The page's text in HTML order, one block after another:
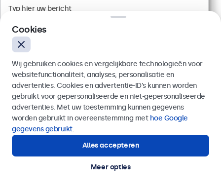
1920 x 1080 resolutie (Full HD)
Aansluitingen: HDMI, VGA, BNC, RCA
Montage: desktop, wand, inbouw
Buitenmaat: 726 x 420 x 42 mm
€ 599,00
€ 724,79 incl. btw
Bekijken
In winkelwagen
Verzenden
Of bel ons op
Hulp of advies nodig?
Direct contact met een specialist.
Cookies
Wij gebruiken cookies en vergelijkbare technologieën voor
websitefunctionaliteit, analyses, personalisatie en
advertenties. Cookies en advertentie-ID’s kunnen worden
gebruikt voor gepersonaliseerde en niet-gepersonaliseerde
advertenties. Met uw toestemming kunnen gegevens
worden gebruikt in overeenstemming met hoe Google
gegevens gebruikt.
Alles accepteren
Meer opties